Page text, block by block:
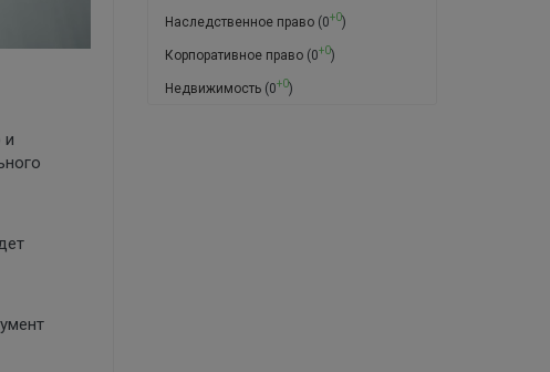
и
Наследственное право(0+0)
Корпоративное право(0+0)
Недвижимость(0+0)